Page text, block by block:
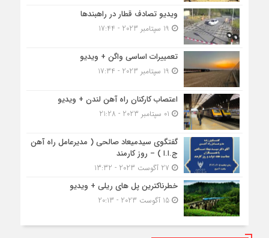
ویدیو تصادف قطار در راهبندها
تعمییرات اساسی واگن + ویدیو
اعتصاب کارکنان راه آهن لندن + ویدیو
گفتگوی سیدمیعاد صالحی ( مدیرعامل راه آهن
ج.ا.ا ) – روز کارمند
خطرناکترین پل های ریلی + ویدیو
15 آگوست 2023 - 20:13